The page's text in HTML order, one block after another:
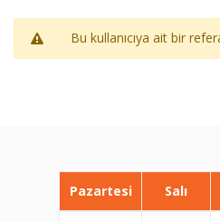
Bu kullanıcıya ait bir
Pazartesi Salı